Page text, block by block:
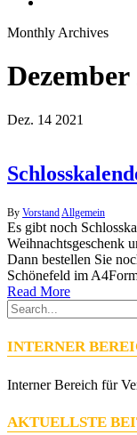
Monthly Archives
Dezember
Dez. 14 2021
By Vorstand Allgemein
Es gibt noch
Weihnachtsgeschenk
Dann bestellen Sie
Schönefeld im
Read More
INTERNER
Interner Bereich für
AKTUELLSTE